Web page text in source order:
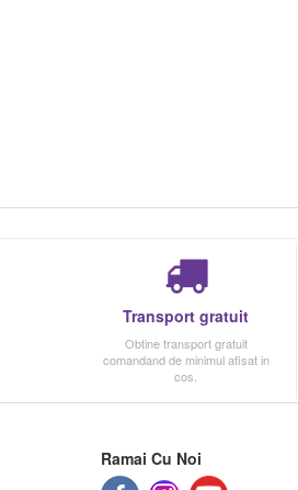
Transport gratuit
Obtine transport gratuit
comandand de minimul afisat in
cos.
Ramai Cu Noi